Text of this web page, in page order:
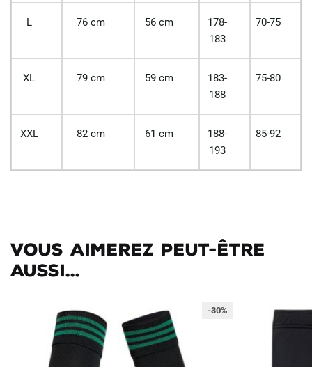
L 76 cm 56 cm
178-
183
70-75
XL 79 cm 59 cm
183-
188
75-80
XXL 82 cm 61 cm
188-
193
85-92
Vous aimerez peut-être
aussi...
-30%